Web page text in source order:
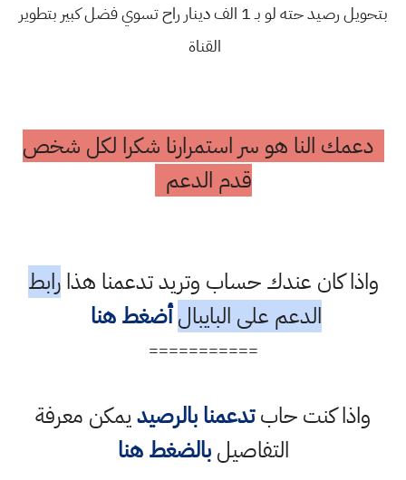
بتحويل رصيد حته لو بـ 1 الف دينار راح تسوي فضل كبير بتطوير
القناة
دعمك النا هو سر استمرارنا شكرا لكل شخص
قدم الدعم
واذا كان عندك حساب وتريد تدعمنا هذارابط
الدعم على البايبال أضغط هنا
===========
واذا كنت حابتدعمنا بالرصيديمكن معرفة
التفاصيلبالضغط هنا